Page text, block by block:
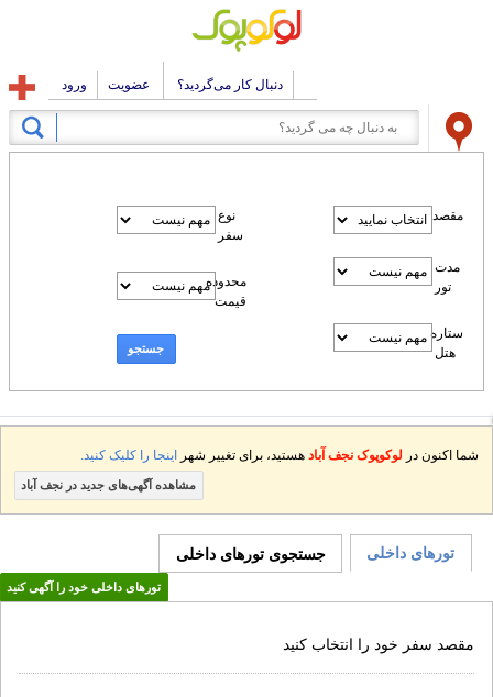
دنبال کار می‌گردید؟ عضویت ورود
مقصد
مدت
تور
ستاره
هتل
نوع
سفر
محدوده
قیمت
جستجو
شما اکنون در لوکوپوک نجف آباد هستید، برای تغییر شهر اینجا را کلیک کنید.
مشاهده آگهی‌های جدید در نجف آباد
تورهای داخلی جستجوی تورهای داخلی
تورهای داخلی خود را آگهی کنید
مقصد سفر خود را انتخاب کنید